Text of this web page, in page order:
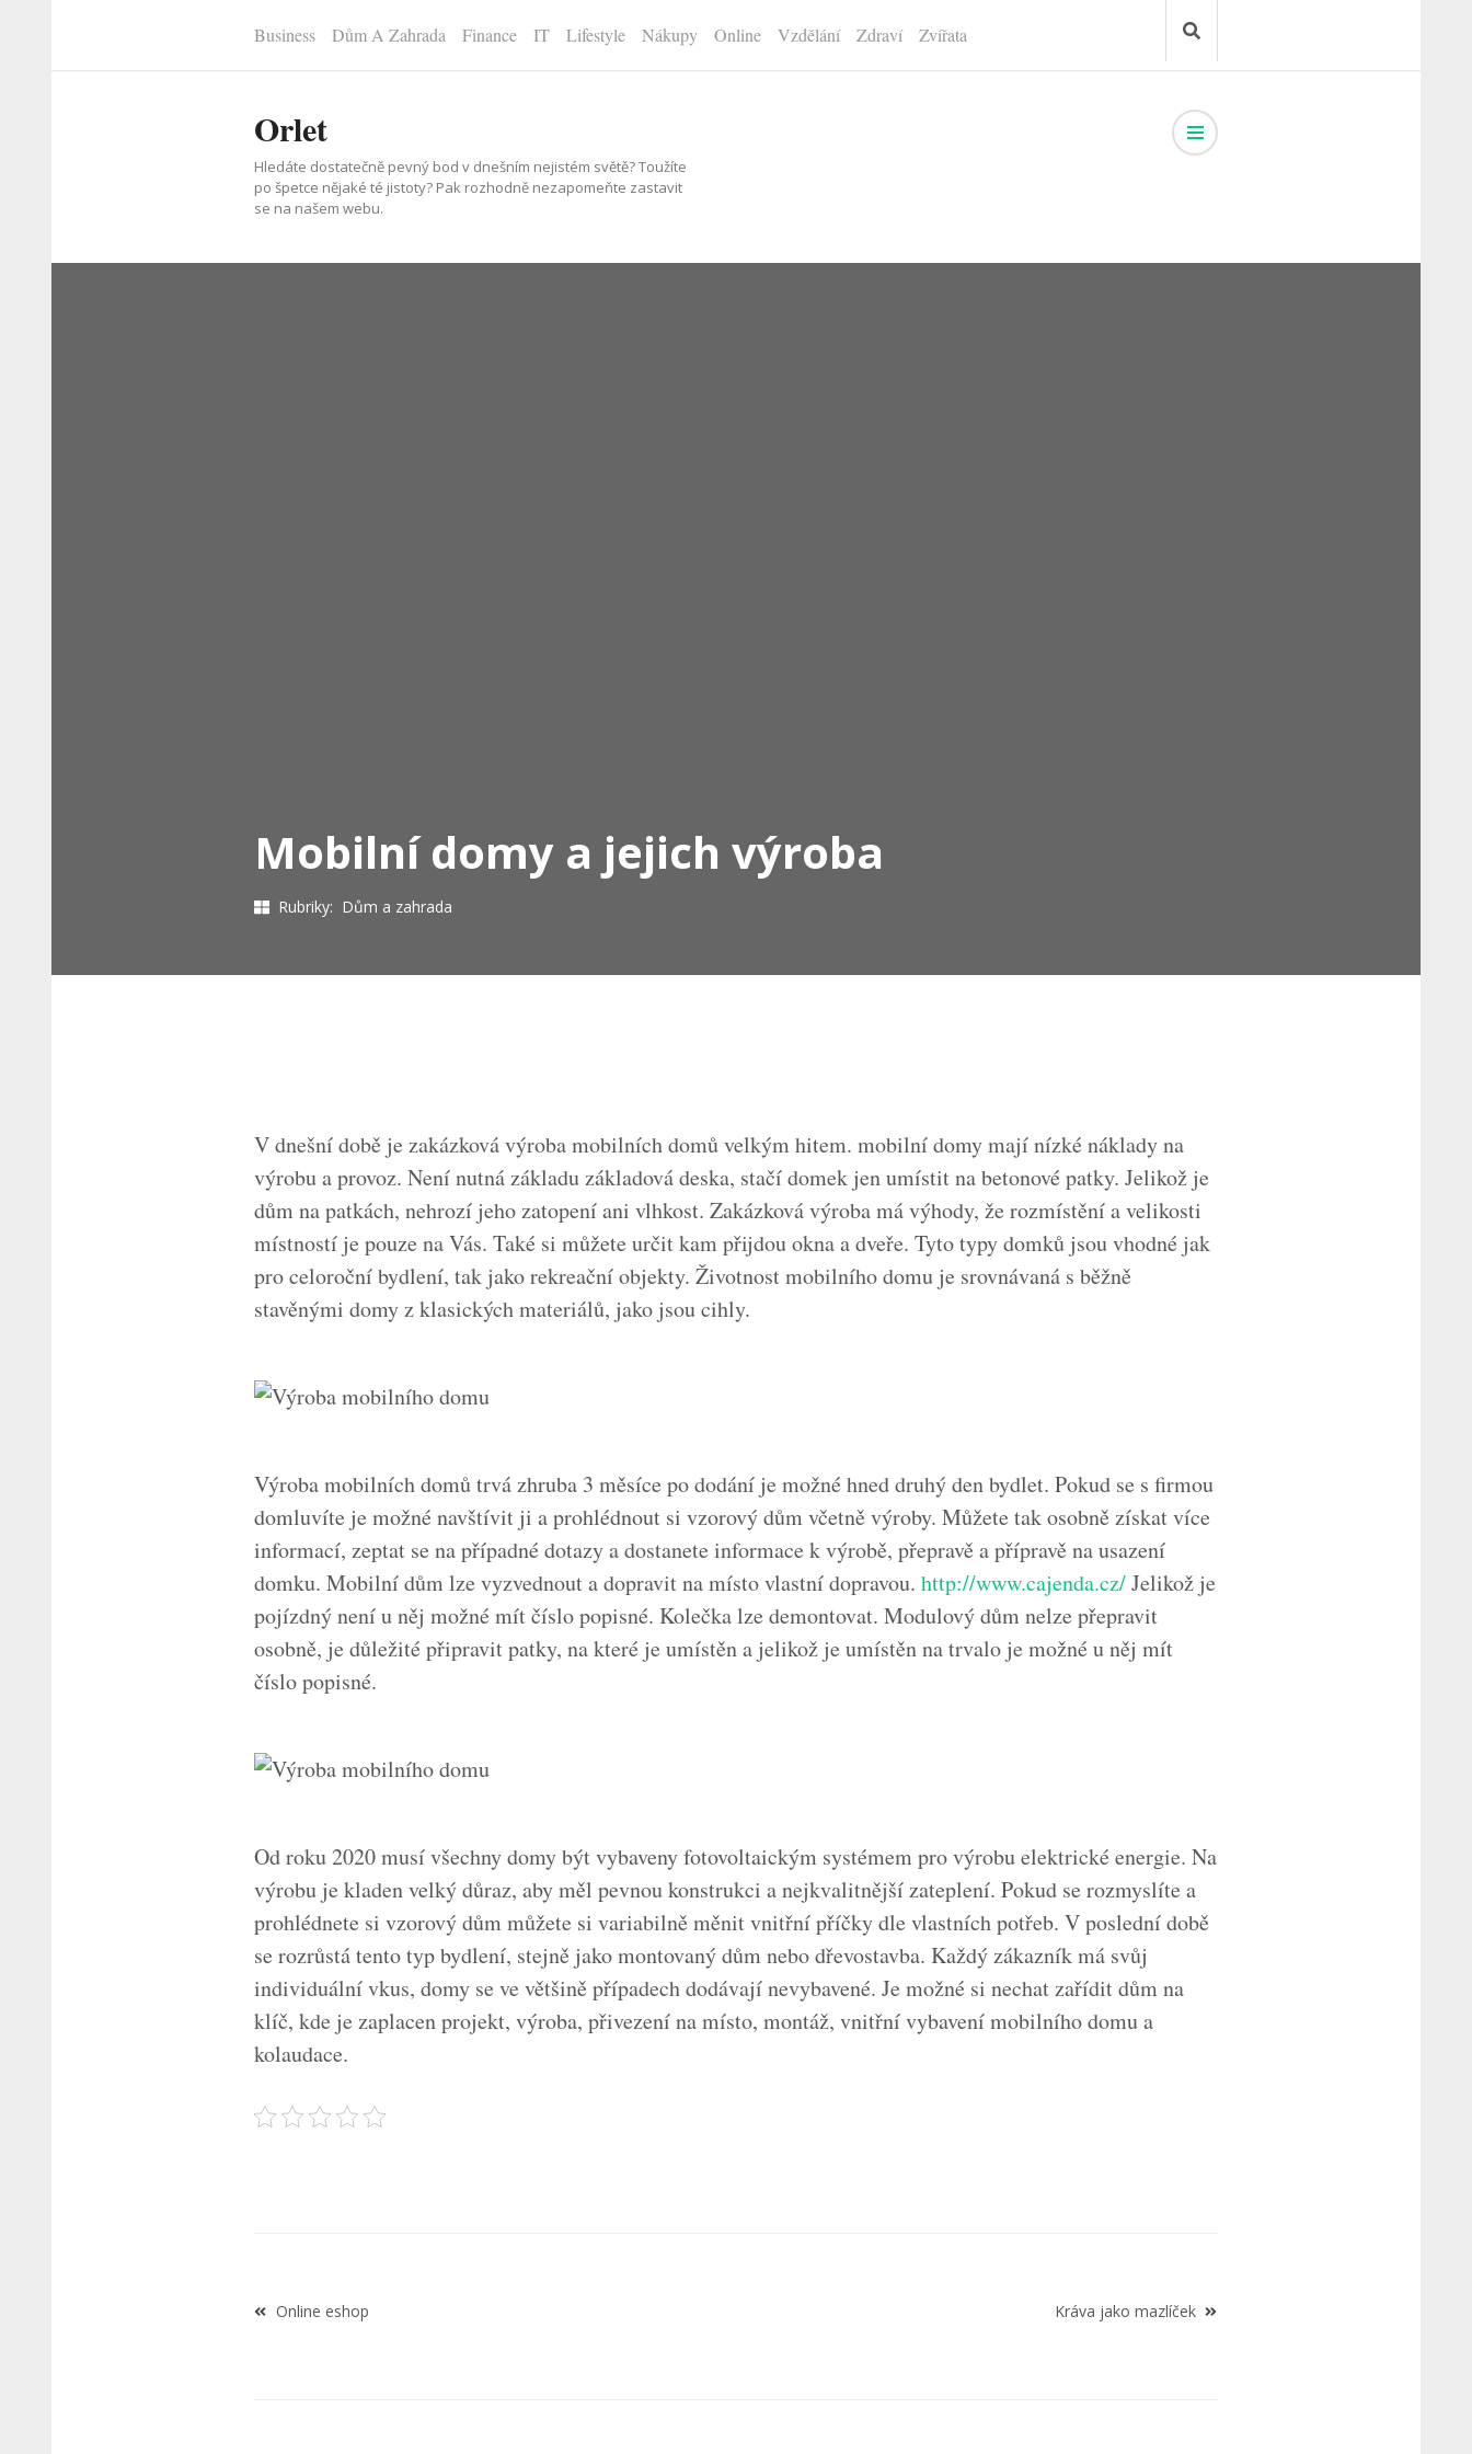
obsah
Business Dům A Zahrada Finance IT Lifestyle Nákupy Online Vzdělání Zdraví Zvířata
Orlet
Hledáte dostatečně pevný bod v dnešním nejistém světě? Toužíte
po špetce nějaké té jistoty? Pak rozhodně nezapomeňte zastavit
se na našem webu.
Mobilní domy a jejich výroba
Rubriky: Dům a zahrada
V dnešní době je zakázková výroba mobilních domů velkým hitem. mobilní domy mají nízké náklady na
výrobu a provoz. Není nutná základu základová deska, stačí domek jen umístit na betonové patky. Jelikož je
dům na patkách, nehrozí jeho zatopení ani vlhkost. Zakázková výroba má výhody, že rozmístění a velikosti
místností je pouze na Vás. Také si můžete určit kam přijdou okna a dveře. Tyto typy domků jsou vhodné jak
pro celoroční bydlení, tak jako rekreační objekty. Životnost mobilního domu je srovnávaná s běžně
stavěnými domy z klasických materiálů, jako jsou cihly.
Výroba mobilních domůtrvá zhruba 3 měsíce po dodání je možné hned druhý den bydlet. Pokud se s firmou
domluvíte je možné navštívit ji a prohlédnout si vzorový dům včetně výroby. Můžete tak osobně získat více
informací, zeptat se na případné dotazy a dostanete informace k výrobě, přepravě a přípravě na usazení
domku. Mobilní dům lze vyzvednout a dopravit na místo vlastní dopravou. http://www.cajenda.cz/Jelikož je
pojízdný není u něj možné mít číslo popisné. Kolečka lze demontovat. Modulový dům nelze přepravit
osobně, je důležité připravit patky, na které je umístěn a jelikož je umístěn na trvalo je možné u něj mít
číslo popisné.
Od roku 2020 musí všechny domy být vybaveny fotovoltaickým systémem pro výrobu elektrické energie. Na
výrobu je kladen velký důraz, aby měl pevnou konstrukci a nejkvalitnější zateplení. Pokud se rozmyslíte a
prohlédnete si vzorový dům můžete si variabilně měnit vnitřní příčky dle vlastních potřeb. V poslední době
se rozrůstá tento typ bydlení, stejně jako montovaný dům nebo dřevostavba. Každý zákazník má svůj
individuální vkus, domy se ve většině případech dodávají nevybavené. Je možné si nechat zařídit dům na
klíč, kde je zaplacen projekt, výroba, přivezení na místo, montáž, vnitřní vybavení mobilního domu a
kolaudace.
Navigace
Online eshop Kráva jako mazlíček